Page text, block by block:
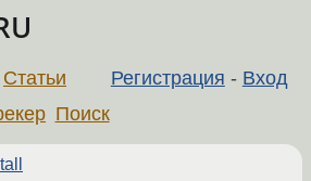
Регистрация - Вход
Статьи
Поиск